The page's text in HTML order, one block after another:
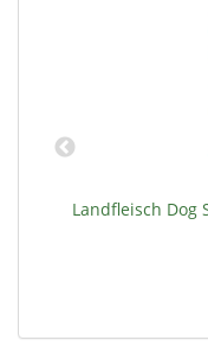
Landfleisch Dog